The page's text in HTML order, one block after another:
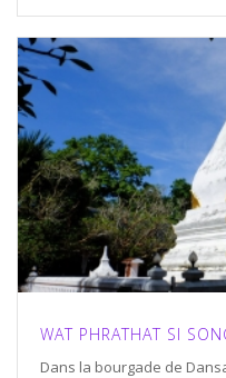
WAT PHRATHAT SI
Dans la bourgade de